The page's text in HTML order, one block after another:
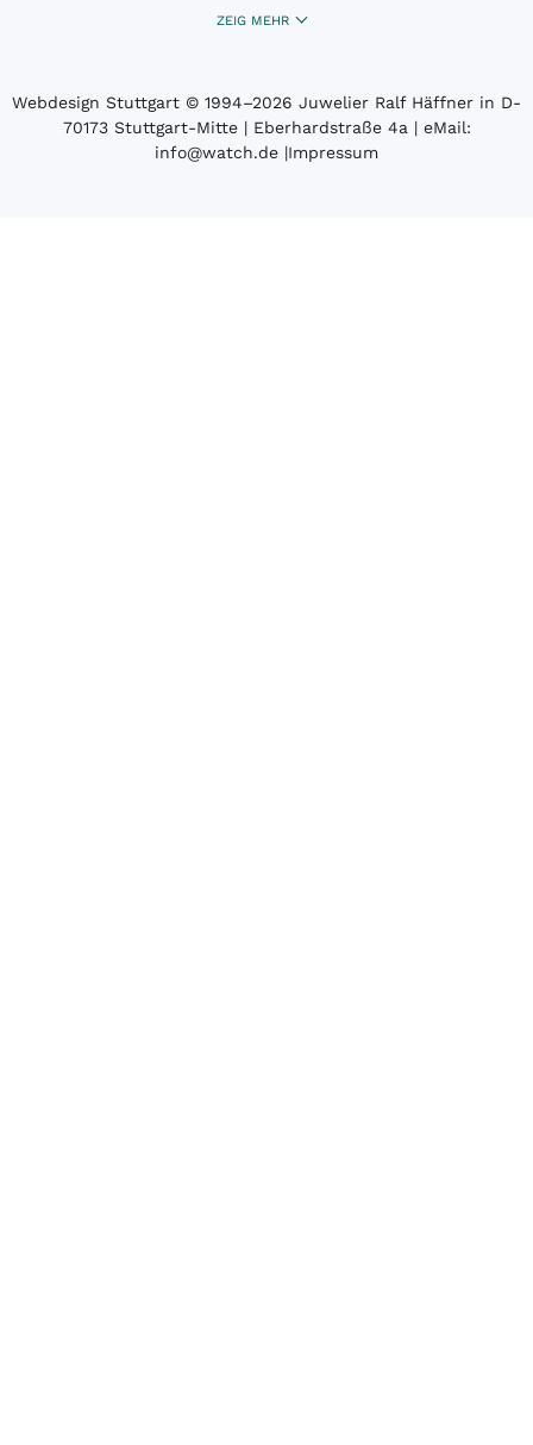
ZEIG MEHR
Webdesign Stuttgart © 1994­–2026 Juwelier Ralf Häffner in D-
70173 Stuttgart-Mitte | Eberhardstraße 4a | eMail:
info@watch.de |Impressum